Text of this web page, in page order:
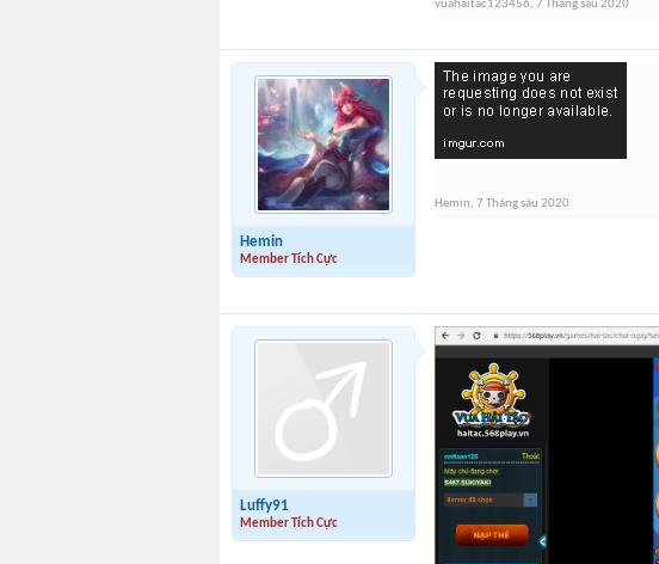
vuahaitac123456, 7 Tháng sáu 2020
Hemin
Member Tích Cực
Hemin, 7 Tháng sáu 2020
Luffy91
Member Tích Cực